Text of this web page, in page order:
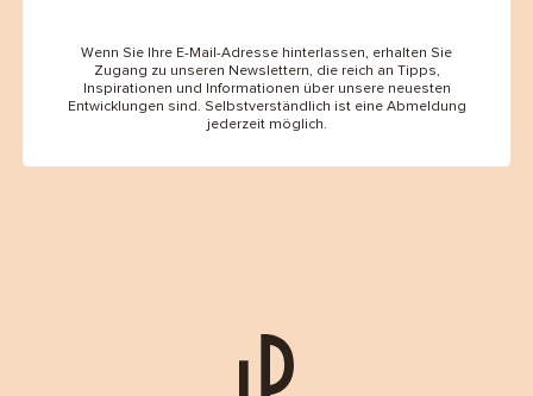
Wenn Sie Ihre E-Mail-Adresse hinterlassen, erhalten Sie
Zugang zu unseren Newslettern, die reich an Tipps,
Inspirationen und Informationen über unsere neuesten
Entwicklungen sind. Selbstverständlich ist eine Abmeldung
jederzeit möglich.